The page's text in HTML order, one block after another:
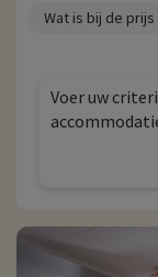
Wat is bij de
Voer uw